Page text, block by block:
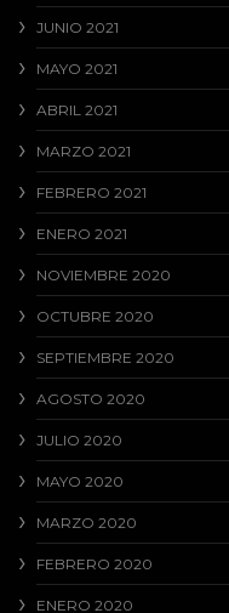
JUNIO 2021
MAYO 2021
ABRIL 2021
MARZO 2021
FEBRERO 2021
ENERO 2021
NOVIEMBRE 2020
OCTUBRE 2020
SEPTIEMBRE 2020
AGOSTO 2020
JULIO 2020
MAYO 2020
MARZO 2020
FEBRERO 2020
ENERO 2020